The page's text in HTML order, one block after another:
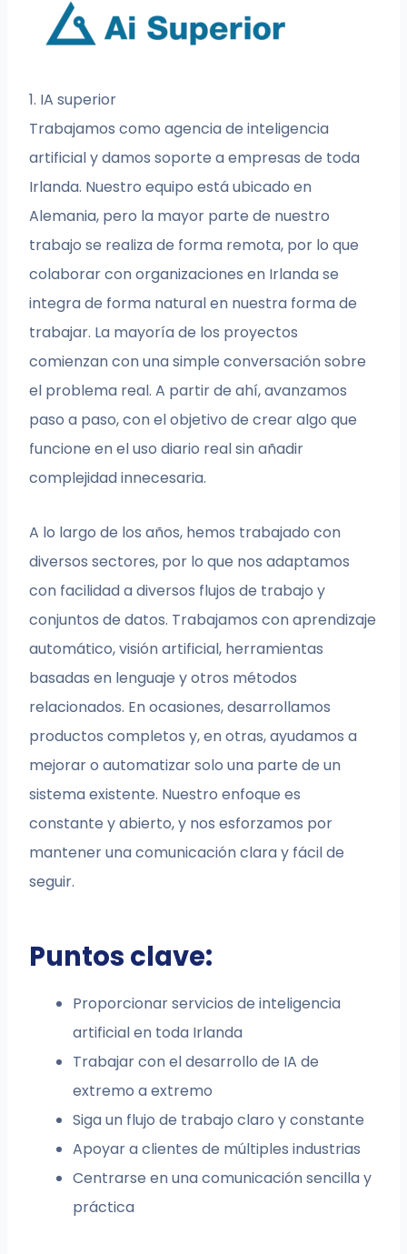
1. IA superior
Trabajamos como agencia de inteligencia
artificial y damos soporte a empresas de toda
Irlanda. Nuestro equipo está ubicado en
Alemania, pero la mayor parte de nuestro
trabajo se realiza de forma remota, por lo que
colaborar con organizaciones en Irlanda se
integra de forma natural en nuestra forma de
trabajar. La mayoría de los proyectos
comienzan con una simple conversación sobre
el problema real. A partir de ahí, avanzamos
paso a paso, con el objetivo de crear algo que
funcione en el uso diario real sin añadir
complejidad innecesaria.
A lo largo de los años, hemos trabajado con
diversos sectores, por lo que nos adaptamos
con facilidad a diversos flujos de trabajo y
conjuntos de datos. Trabajamos con aprendizaje
automático, visión artificial, herramientas
basadas en lenguaje y otros métodos
relacionados. En ocasiones, desarrollamos
productos completos y, en otras, ayudamos a
mejorar o automatizar solo una parte de un
sistema existente. Nuestro enfoque es
constante y abierto, y nos esforzamos por
mantener una comunicación clara y fácil de
seguir.
Puntos clave:
Proporcionar servicios de inteligencia
artificial en toda Irlanda
Trabajar con el desarrollo de IA de
extremo a extremo
Siga un flujo de trabajo claro y constante
Apoyar a clientes de múltiples industrias
Centrarse en una comunicación sencilla y
práctica